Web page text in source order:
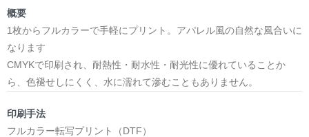
＜著者:挿画作成＞ 凛々風 猛 -リリカゼタケル
日本語版: https://amzn.asia/d/fxD6D5U
小説 [弛まぬ言霊] <挿画:スケッチ&塗り絵ver.>
-挿画デザイン画集&グッズカタログ-
＜著者/小説:作詞:挿画作成＞
https://amzn.asia/d/0dgbLm4e
概要
1枚からフルカラーで手軽にプリント。アパレル風の自然な風合いに
なります
CMYKで印刷され、耐熱性・耐水性・耐光性に優れていることか
ら、色褪せしにくく、水に濡れて滲むこともありません。
印刷手法
フルカラー転写プリント（DTF）